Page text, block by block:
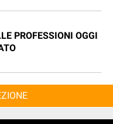
PROFESSIONI OGGI